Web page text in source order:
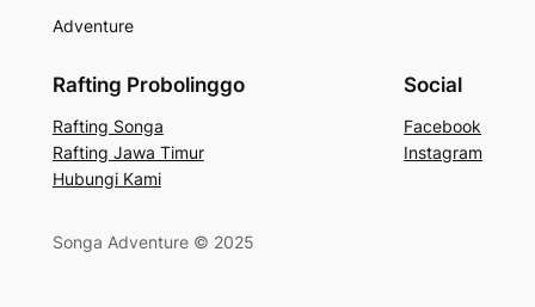
Adventure
Rafting Probolinggo
Rafting Songa
Rafting Jawa Timur
Hubungi Kami
Social
Facebook
Instagram
Songa Adventure © 2025